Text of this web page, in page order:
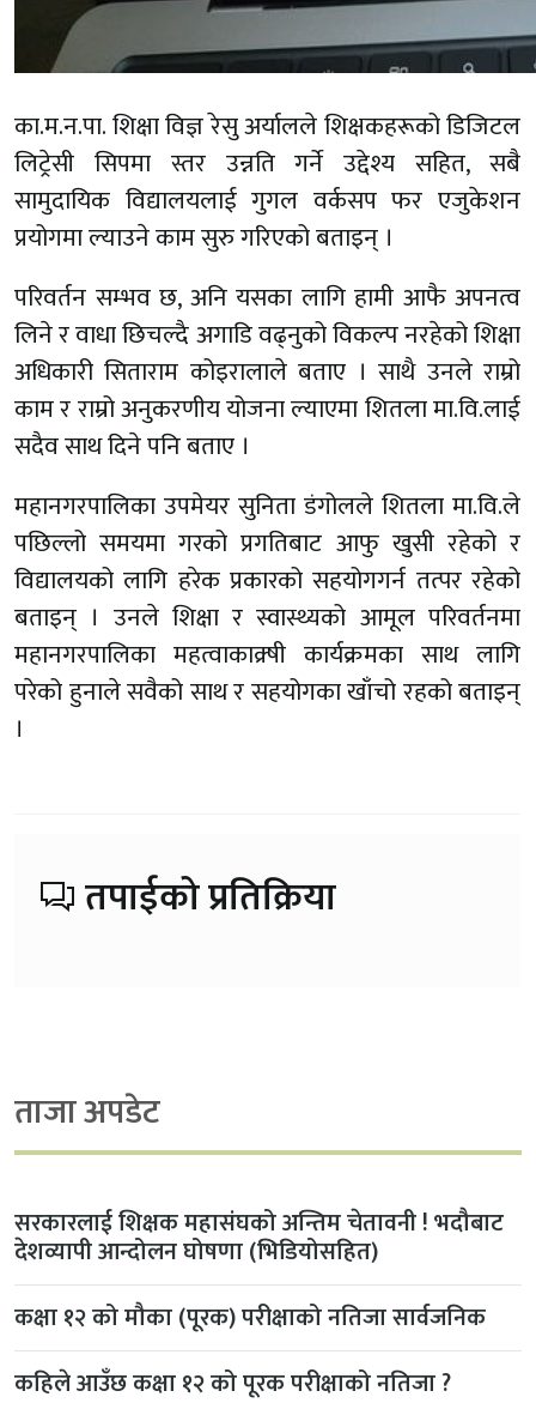
का.म.न.पा. शिक्षा विज्ञ रेसु अर्यालले शिक्षकहरूको डिजिटल
लिट्रेसी सिपमा स्तर उन्नति गर्ने उद्देश्य सहित, सबै
सामुदायिक विद्यालयलाई गुगल वर्कसप फर एजुकेशन
प्रयोगमा ल्याउने काम सुरु गरिएको बताइन् ।
परिवर्तन सम्भव छ, अनि यसका लागि हामी आफै अपनत्व
लिने र वाधा छिचल्दै अगाडि वढ्नुको विकल्प नरहेको शिक्षा
अधिकारी सिताराम कोइरालाले बताए । साथै उनले राम्रो
काम र राम्रो अनुकरणीय योजना ल्याएमा शितला मा.वि.लाई
सदैव साथ दिने पनि बताए ।
महानगरपालिका उपमेयर सुनिता डंगोलले शितला मा.वि.ले
पछिल्लो समयमा गरको प्रगतिबाट आफु खुसी रहेको र
विद्यालयको लागि हरेक प्रकारको सहयोगगर्न तत्पर रहेको
बताइन् । उनले शिक्षा र स्वास्थ्यको आमूल परिवर्तनमा
महानगरपालिका महत्वाकाक्र्षी कार्यक्रमका साथ लागि
परेको हुनाले सवैको साथ र सहयोगका खाँचो रहको बताइन्
।
तपाईको प्रतिक्रिया
ताजा अपडेट
सरकारलाई शिक्षक महासंघको अन्तिम चेतावनी ! भदौबाट
देशव्यापी आन्दोलन घोषणा (भिडियोसहित)
कक्षा १२ को मौका (पूरक) परीक्षाको नतिजा सार्वजनिक
कहिले आउँछ कक्षा १२ को पूरक परीक्षाको नतिजा ?